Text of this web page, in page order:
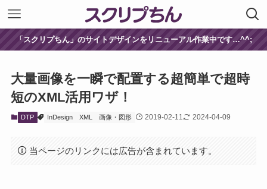
「スクリプちん」のサイトデザインをリニューアル作業中です…^^;
大量画像を一瞬で配置する超簡単で超時
短のXML活用ワザ！
DTP InDesign XML 画像・図形 2019-02-11 2024-04-09
当ページのリンクには広告が含まれています。